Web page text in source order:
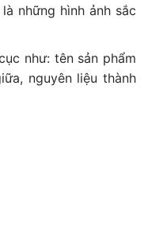
những hình ảnh sắc
như: tên sản phẩm
nguyên liệu thành